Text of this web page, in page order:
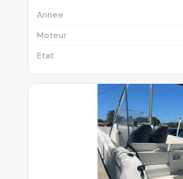
Annee
Moteur
Etat